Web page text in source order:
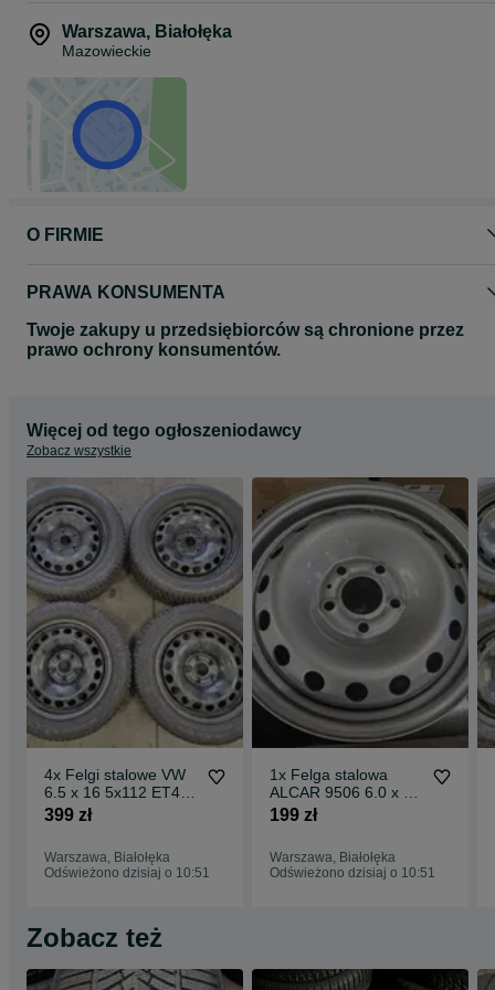
wcześniejszy kontakt telefoniczny lub przez wiadomości OLX.
Niniejsze ogłoszenie jest wyłącznie informacją handlową i nie
stanowi oferty w rozumieniu art. 66, paragraf 1. Kodeksu
Warszawa, Białołęka
Mazowieckie
O FIRMIE
PRAWA KONSUMENTA
Twoje zakupy u przedsiębiorców są chronione przez
prawo ochrony konsumentów.
Więcej od tego ogłoszeniodawcy
Zobacz wszystkie
4x Felgi stalowe VW
6.5 x 16 5x112 ET42
57,1 EOS / Passat /
399 zł
Warszawa, Białołęka
Odświeżono dzisiaj o 10:51
1x Felga stalowa
ALCAR 9506 6.0 x 16
5x118 ET50 - NOWA -
199 zł
Warszawa, Białołęka
Odświeżono dzisiaj o 10:51
Zobacz też